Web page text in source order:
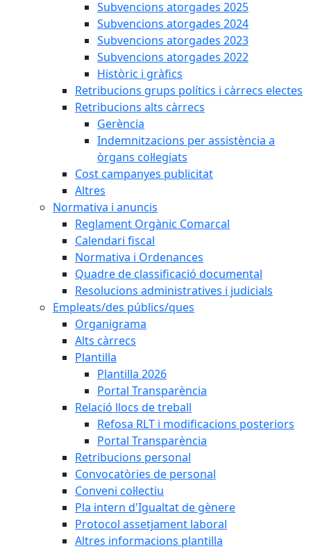
Subvencions atorgades 2025
Subvencions atorgades 2024
Subvencions atorgades 2023
Subvencions atorgades 2022
Històric i gràfics
Retribucions grups polítics i càrrecs electes
Retribucions alts càrrecs
Gerència
Indemnitzacions per assistència a
òrgans col·legiats
Cost campanyes publicitat
Altres
Normativa i anuncis
Reglament Orgànic Comarcal
Calendari fiscal
Normativa i Ordenances
Quadre de classificació documental
Resolucions administratives i judicials
Empleats/des públics/ques
Organigrama
Alts càrrecs
Plantilla
Plantilla 2026
Portal Transparència
Relació llocs de treball
Refosa RLT i modificacions posteriors
Portal Transparència
Retribucions personal
Convocatòries de personal
Conveni col·lectiu
Pla intern d'Igualtat de gènere
Protocol assetjament laboral
Altres informacions plantilla